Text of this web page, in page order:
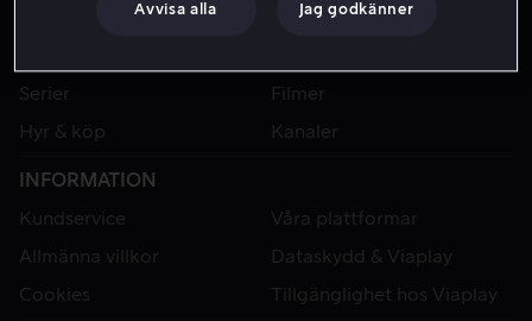
Serier
Filmer
Hyr & köp
Kanaler
INFORMATION
Kundservice
Våra plattformar
Allmänna villkor
Dataskydd & Viaplay
Cookies
Tillgänglighet hos Viaplay
Avvisa alla Jag godkänner